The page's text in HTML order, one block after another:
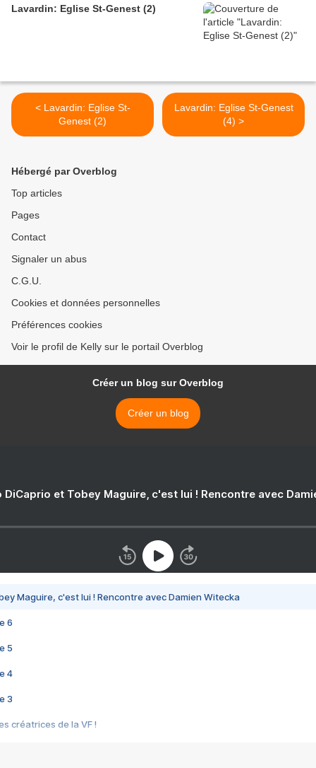
Lavardin: Eglise St-Genest (2)
< Lavardin: Eglise St-
Genest (2)
Lavardin: Eglise St-Genest
(4) >
Hébergé par Overblog
Top articles
Pages
Contact
Signaler un abus
C.G.U.
Cookies et données personnelles
Préférences cookies
Voir le profil de Kelly sur le portail Overblog
Créer un blog sur Overblog
Créer un blog
DiCaprio et Tobey Maguire, c'est lui ! Rencontre avec
Maguire, c'est lui ! Rencontre avec Damien Witecka
6
5
4
3
créatrices de la VF !